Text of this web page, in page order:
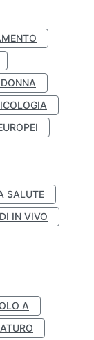
SALUTE
IN VIVO
A